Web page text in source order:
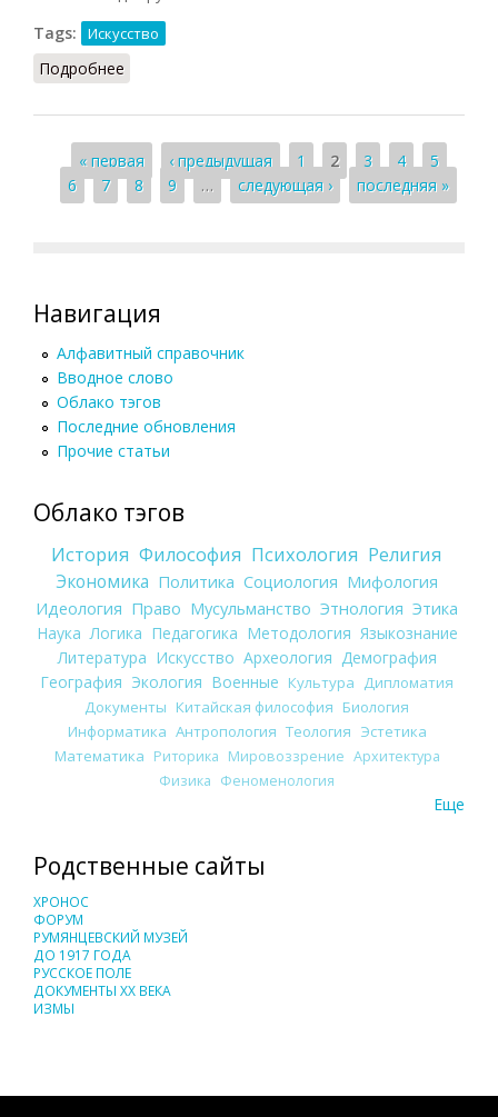
Tags:
Искусство
Подробнее
Страницы
« первая ‹ предыдущая 1 2 3 4
5
6
7 8 9 … следующая › последняя »
Навигация
Алфавитный справочник
Вводное слово
Облако тэгов
Последние обновления
Прочие статьи
Облако тэгов
История Философия Психология Религия
Экономика Политика Социология Мифология
Идеология Право Мусульманство Этнология Этика
Наука Логика Педагогика Методология Языкознание
Литература Искусство Археология Демография
География Экология Военные Культура
Дипломатия
Документы Китайская философия Биология
Информатика Антропология Теология Эстетика
Математика Риторика Мировоззрение Архитектура
Физика Феноменология
Еще
Родственные сайты
ХРОНОС
ФОРУМ
РУМЯНЦЕВСКИЙ МУЗЕЙ
ДО 1917 ГОДА
РУССКОЕ ПОЛЕ
ДОКУМЕНТЫ XX ВЕКА
ИЗМЫ